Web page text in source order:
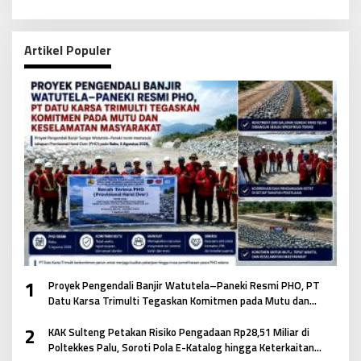
Artikel Populer
1
Proyek Pengendali Banjir Watutela–Paneki Resmi PHO, PT
Datu Karsa Trimulti Tegaskan Komitmen pada Mutu dan
2
KAK Sulteng Petakan Risiko Pengadaan Rp28,51 Miliar di
Poltekkes Palu, Soroti Pola E-Katalog hingga Keterkaitan